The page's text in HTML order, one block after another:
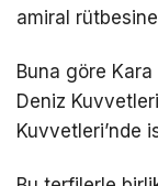
amiral
Buna göre
Deniz
Kuvvetleri’nde